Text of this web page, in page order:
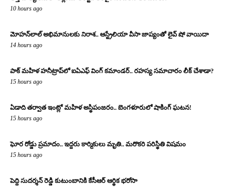
10 hours ago
మోహన్‌లాల్ అభిమానులకు నిరాశ.. ఆస్ట్రేలియా వీసా జాప్యంతో లైవ్ షో వాయిదా
14 hours ago
పాక్ మహిళ హనీట్రాప్‌లో ఐఏఎఫ్ వింగ్ కమాండర్.. రహస్య సమాచారం లీక్ చేశాడా?
15 hours ago
ఏడాది తర్వాత ఇంట్లో మహిళ అస్థిపంజరం.. బెంగళూరులో షాకింగ్ ఘటన!
15 hours ago
ఘోర రోడ్డు ప్రమాదం.. ఇద్దరు కార్మికులు మృతి.. మరొకరి పరిస్థితి విషమం
15 hours ago
పెద్ది సుదర్శన్ రెడ్డి కుటుంబానికి కేసీఆర్ ఆర్థిక భరోసా